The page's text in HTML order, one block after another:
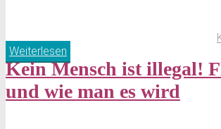
Weiterlesen
Kein Mensch ist illegal!
und wie man es wird